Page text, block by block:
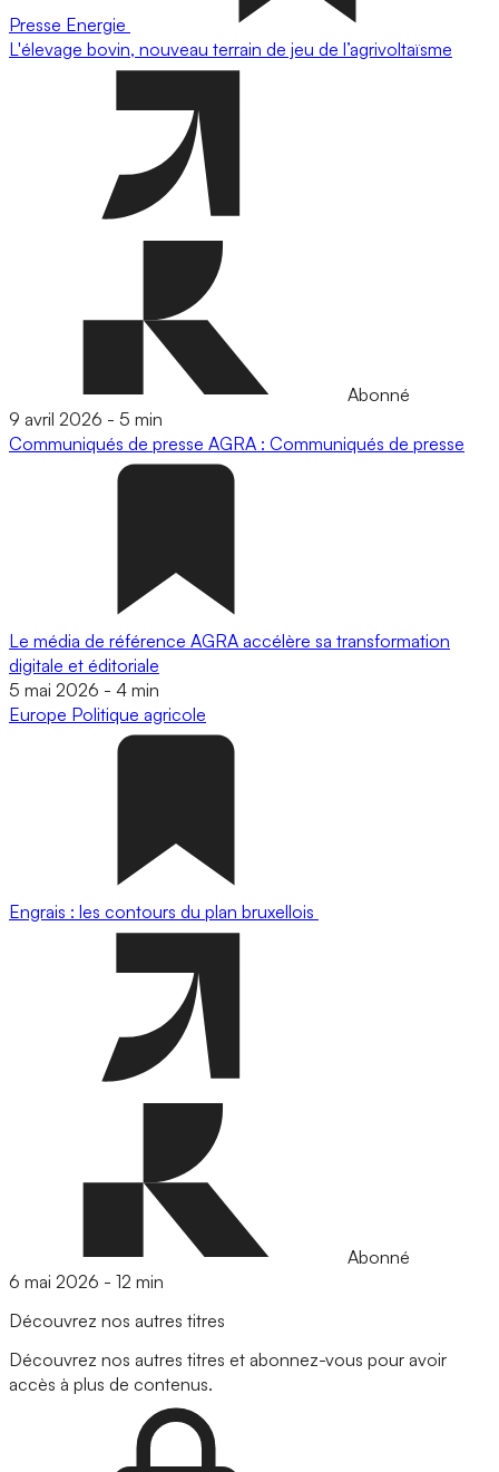
Presse Energie
L'élevage bovin, nouveau terrain de jeu de l’agrivoltaïsme
Abonné
9 avril 2026 - 5 min
Communiqués de presse AGRA : Communiqués de presse
Le média de référence AGRA accélère sa transformation
digitale et éditoriale
5 mai 2026 - 4 min
Europe Politique agricole
Engrais : les contours du plan bruxellois
Abonné
6 mai 2026 - 12 min
Découvrez nos autres titres
Découvrez nos autres titres et abonnez-vous pour avoir
accès à plus de contenus.